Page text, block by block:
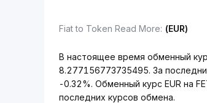
Fiat to Token Read More: (EUR)
В настоящее время обменный
8.277156773735495. За
-0.32%. Обменный курс EUR на
последних курсов обмена.